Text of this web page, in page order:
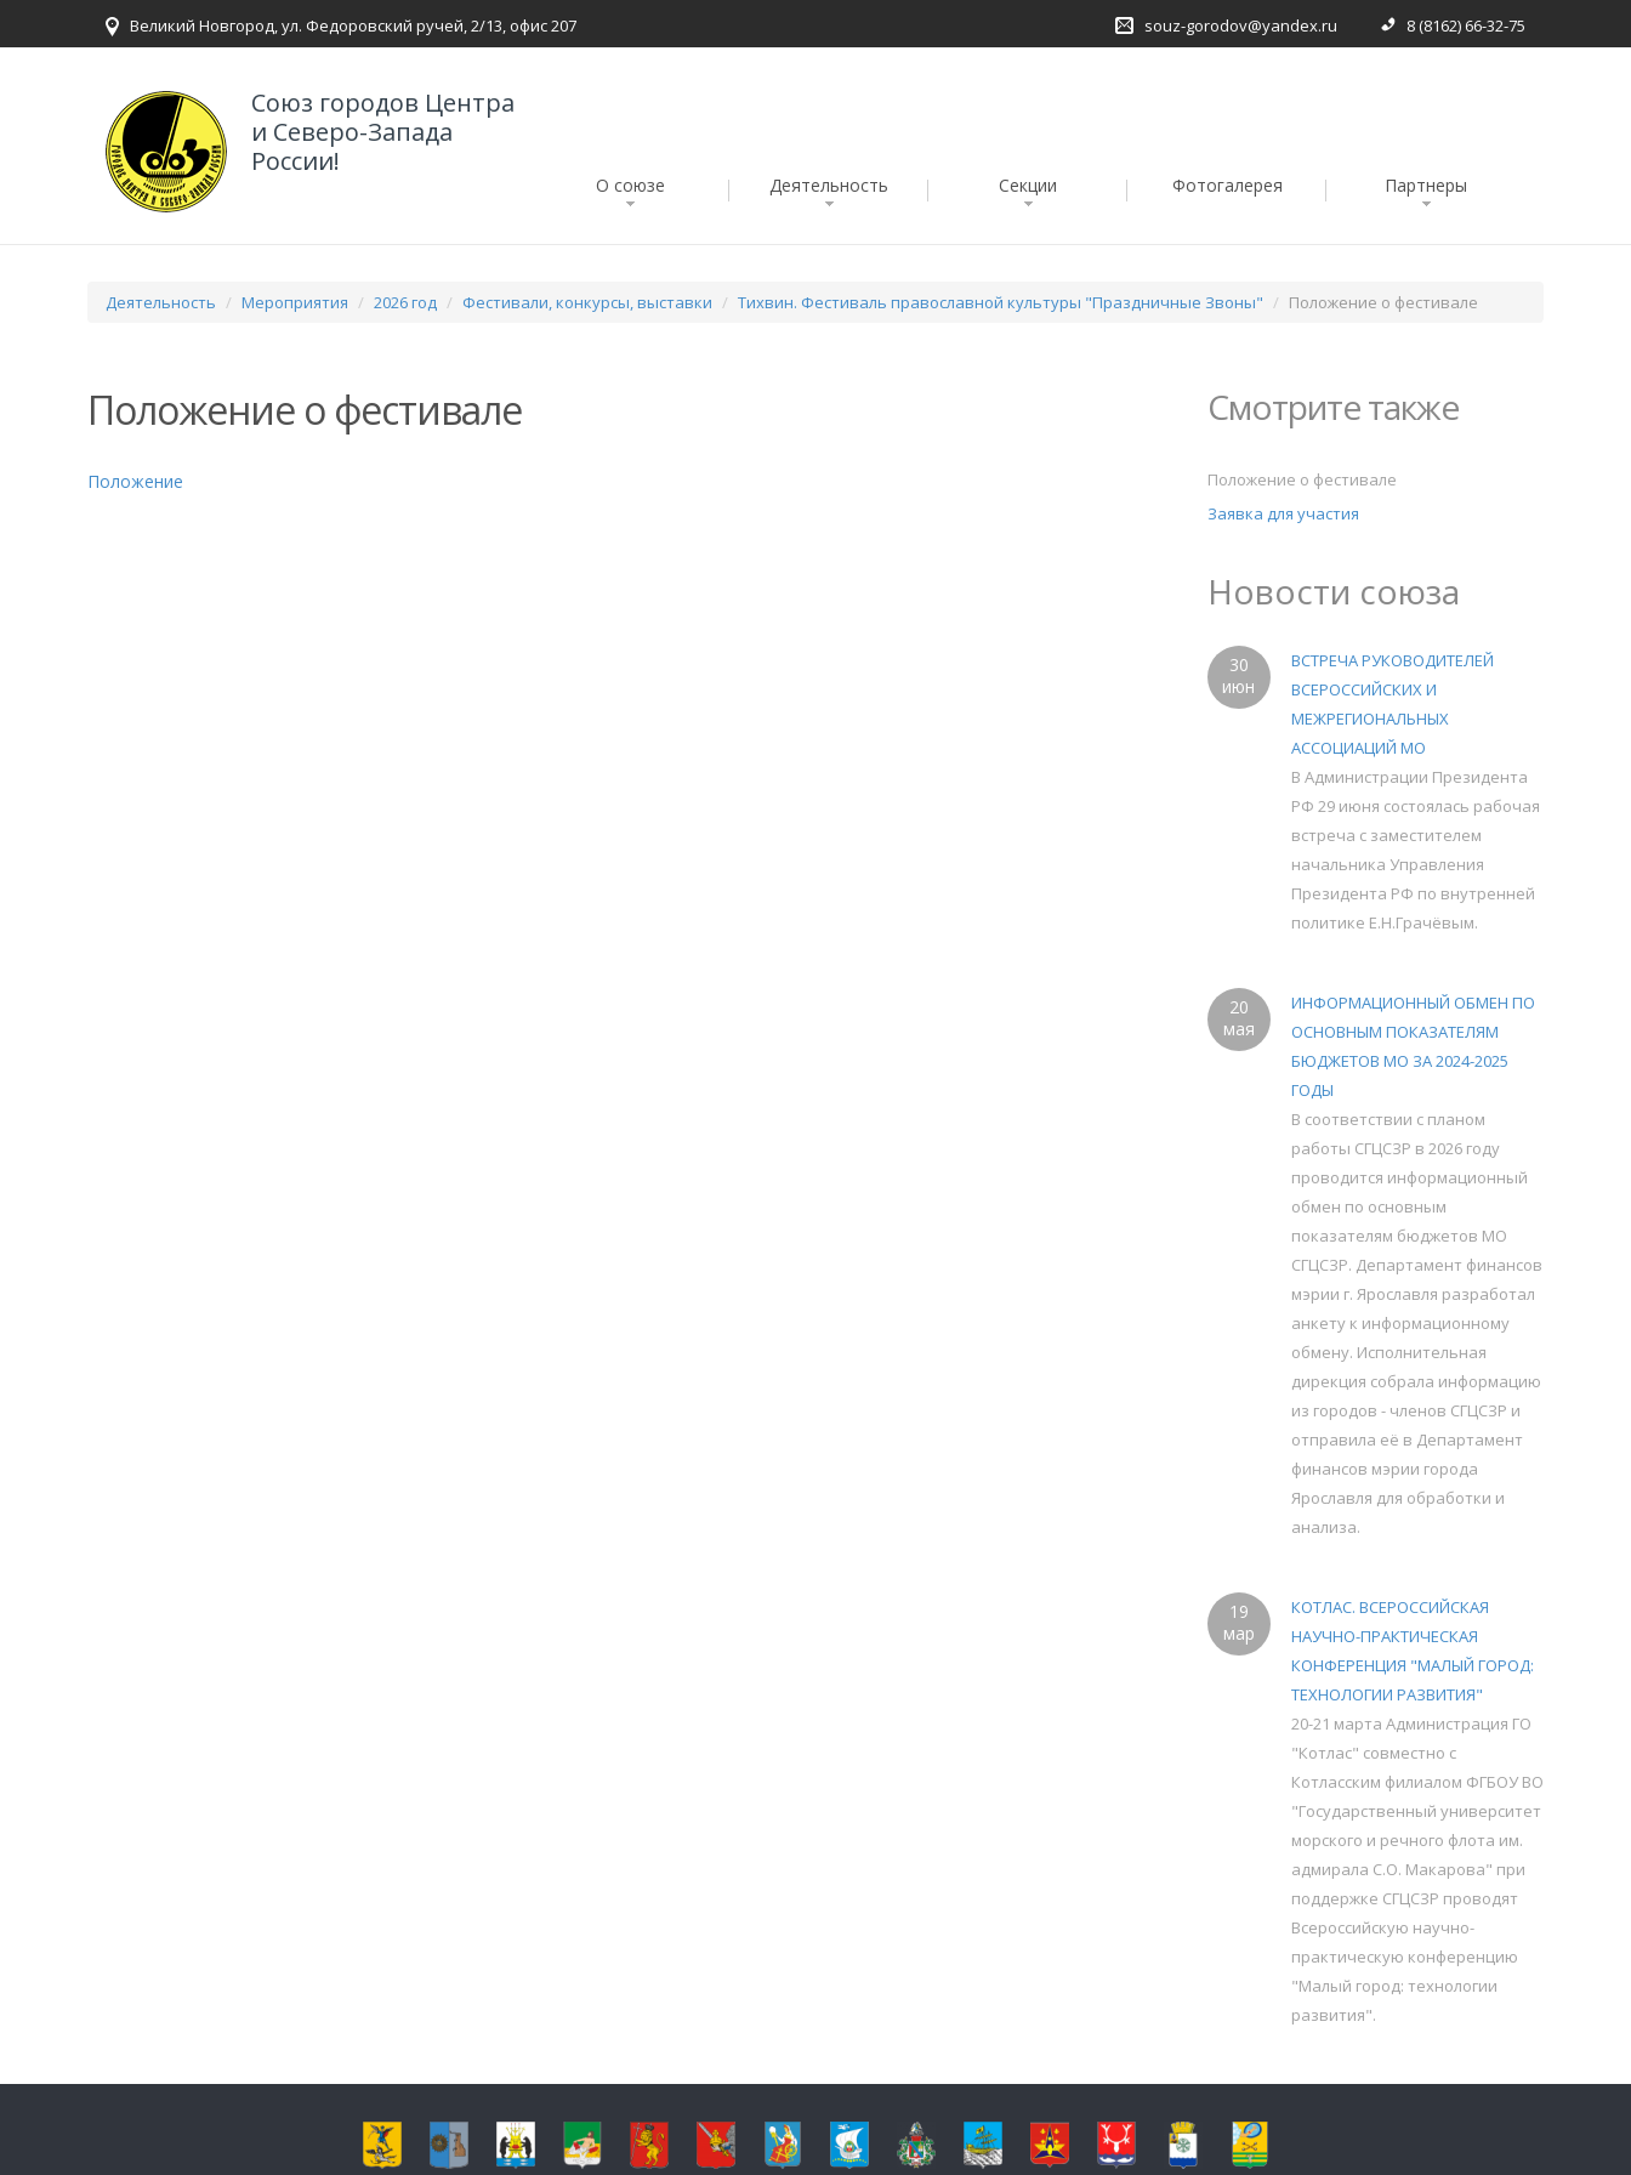
Великий Новгород, ул. Федоровский ручей, 2/13, офис 207 souz-gorodov@yandex.ru 8 (8162) 66-32-75
Союз городов Центра
и Северо-Запада
России!
О союзе Деятельность Секции Фотогалерея Партнеры
Деятельность Мероприятия 2026 год Фестивали, конкурсы, выставки Тихвин. Фестиваль православной культуры "Праздничные Звоны" Положение о фестивале
Положение о фестивале
Положение
Смотрите также
Положение о фестивале
Заявка для участия
Новости союза
30
июн
ВСТРЕЧА РУКОВОДИТЕЛЕЙ
ВСЕРОССИЙСКИХ И
МЕЖРЕГИОНАЛЬНЫХ
АССОЦИАЦИЙ МО
В Администрации Президента
РФ 29 июня состоялась рабочая
встреча с заместителем
начальника Управления
Президента РФ по внутренней
политике Е.Н.Грачёвым.
20
мая
ИНФОРМАЦИОННЫЙ ОБМЕН ПО
ОСНОВНЫМ ПОКАЗАТЕЛЯМ
БЮДЖЕТОВ МО ЗА 2024-2025
ГОДЫ
В соответствии с планом
работы СГЦСЗР в 2026 году
проводится информационный
обмен по основным
показателям бюджетов МО
СГЦСЗР. Департамент финансов
мэрии г. Ярославля разработал
анкету к информационному
обмену. Исполнительная
дирекция собрала информацию
из городов - членов СГЦСЗР и
отправила её в Департамент
финансов мэрии города
Ярославля для обработки и
анализа.
19
мар
КОТЛАС. ВСЕРОССИЙСКАЯ
НАУЧНО-ПРАКТИЧЕСКАЯ
КОНФЕРЕНЦИЯ "МАЛЫЙ ГОРОД:
ТЕХНОЛОГИИ РАЗВИТИЯ"
20-21 марта Администрация ГО
"Котлас" совместно с
Котласским филиалом ФГБОУ ВО
"Государственный университет
морского и речного флота им.
адмирала С.О. Макарова" при
поддержке СГЦСЗР проводят
Всероссийскую научно-
практическую конференцию
"Малый город: технологии
развития".